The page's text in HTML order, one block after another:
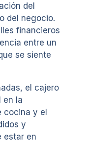
del
del negocio.
financieros
entre un
se siente
el cajero
en la
cocina y el
y
estar en